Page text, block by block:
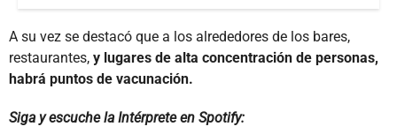
A su vez se destacó que a los alrededores de los bares,
restaurantes, y lugares de alta concentración de personas,
habrá puntos de vacunación.
Siga y escuche la Intérprete en Spotify: